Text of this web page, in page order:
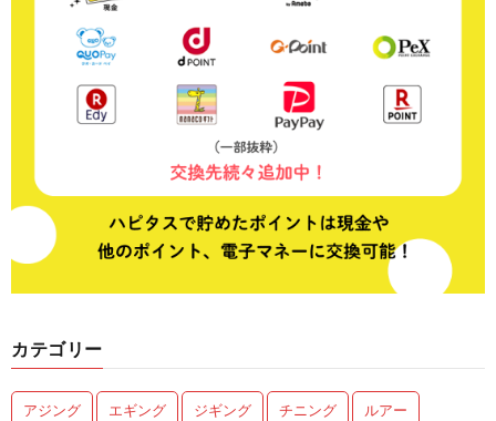
カテゴリー
アジング エギング ジギング チニング ルアー